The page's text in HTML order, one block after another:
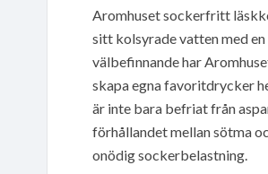
Aromhuset sockerfritt
sitt kolsyrade vatten med
välbefinnande har
skapa egna favoritdrycker
är inte bara befriat från
förhållandet mellan sötma
onödig sockerbelastning.